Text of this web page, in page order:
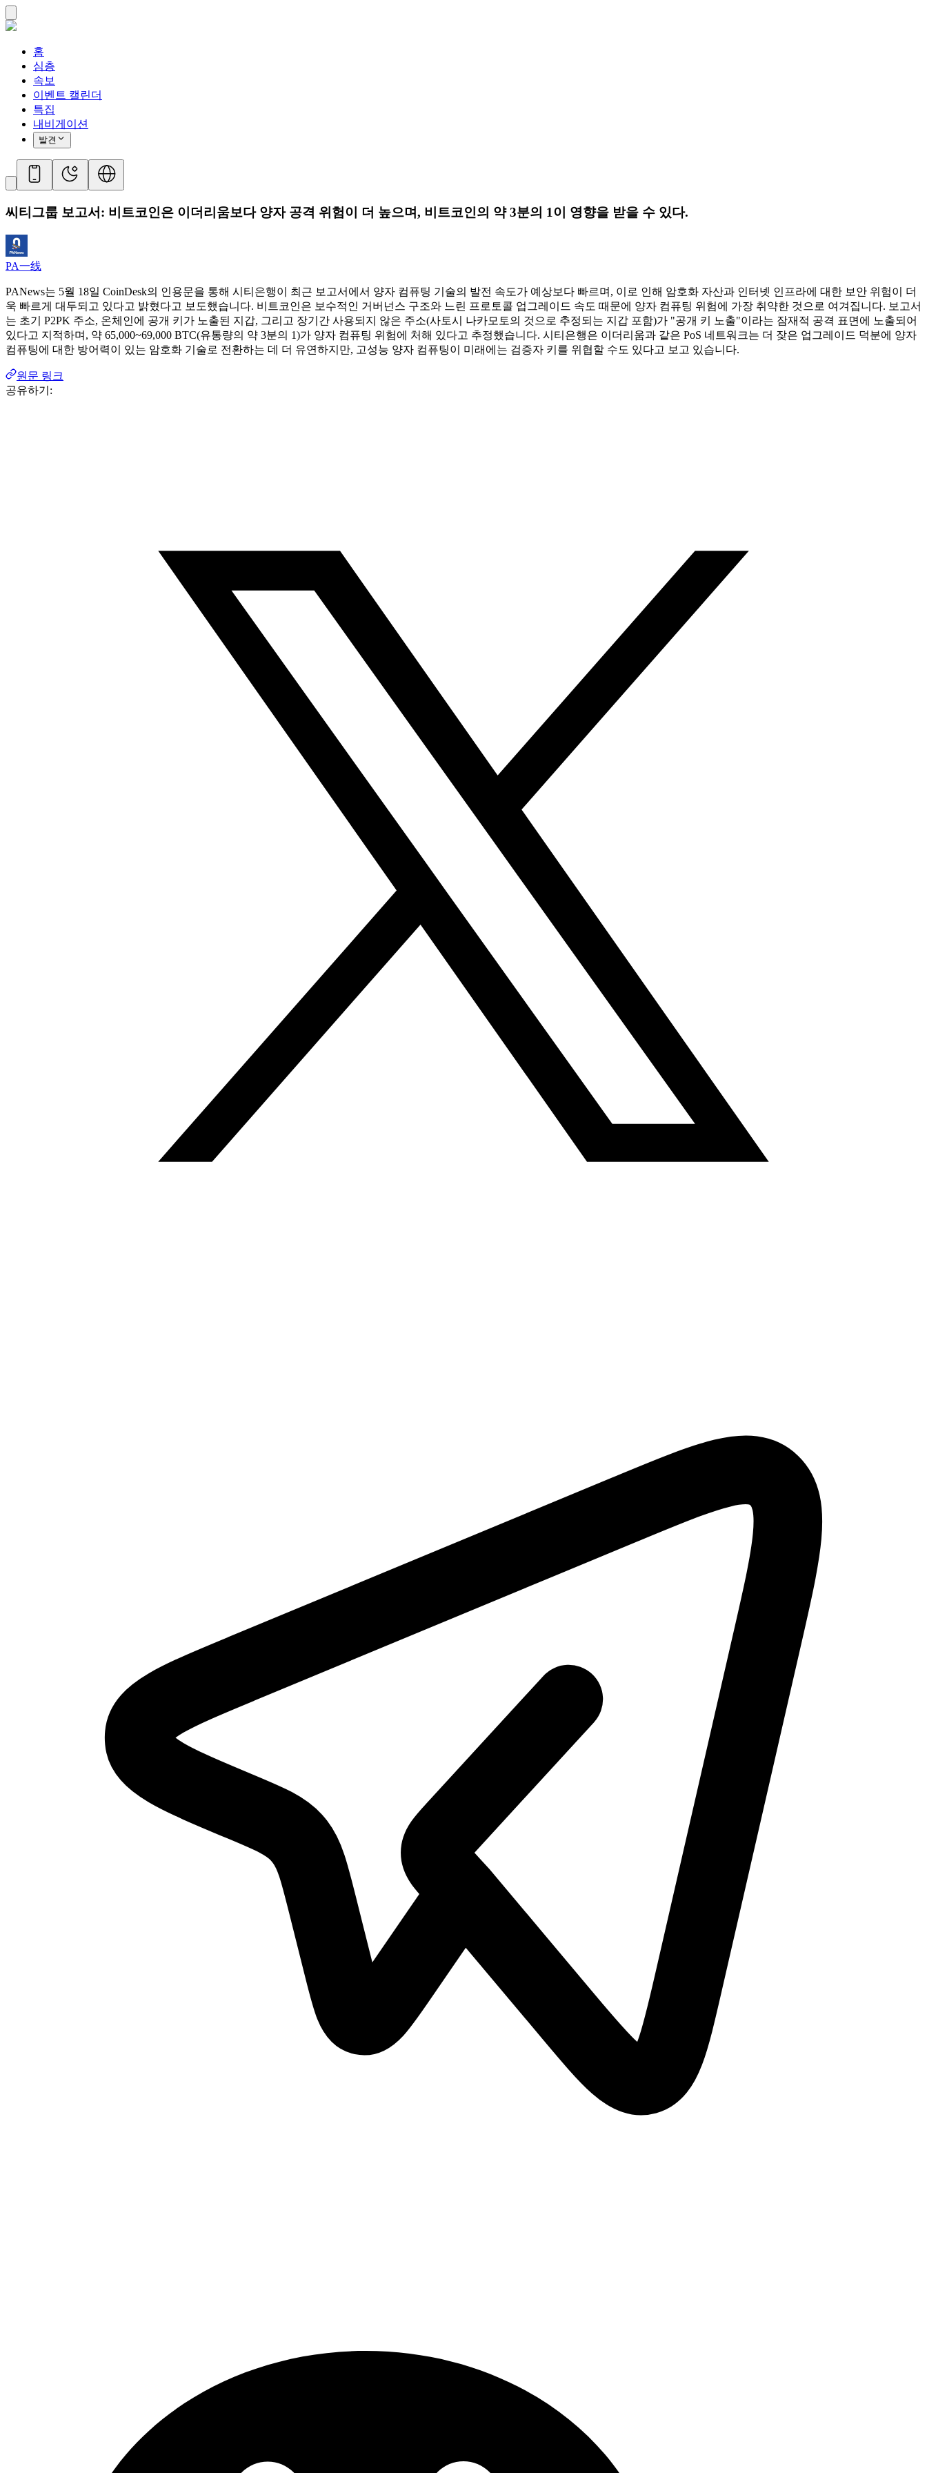
홈
심층
속보
이벤트 캘린더
특집
내비게이션
발견
씨티그룹 보고서: 비트코인은 이더리움보다 양자 공격 위험이 더 높으며, 비트코인의 약 3분의 1이 영향을 받을 수 있다.
PA一线
PANews는 5월 18일 CoinDesk의 인용문을 통해 시티은행이 최근 보고서에서 양자 컴퓨팅 기술의 발전 속도가 예상보다 빠르며, 이로 인해 암호화 자산과 인터넷 인프라에 대한 보안 위험이 더
욱 빠르게 대두되고 있다고 밝혔다고 보도했습니다. 비트코인은 보수적인 거버넌스 구조와 느린 프로토콜 업그레이드 속도 때문에 양자 컴퓨팅 위험에 가장 취약한 것으로 여겨집니다. 보고서
는 초기 P2PK 주소, 온체인에 공개 키가 노출된 지갑, 그리고 장기간 사용되지 않은 주소(사토시 나카모토의 것으로 추정되는 지갑 포함)가 "공개 키 노출"이라는 잠재적 공격 표면에 노출되어
있다고 지적하며, 약 65,000~69,000 BTC(유통량의 약 3분의 1)가 양자 컴퓨팅 위험에 처해 있다고 추정했습니다. 시티은행은 이더리움과 같은 PoS 네트워크는 더 잦은 업그레이드 덕분에 양자
컴퓨팅에 대한 방어력이 있는 암호화 기술로 전환하는 데 더 유연하지만, 고성능 양자 컴퓨팅이 미래에는 검증자 키를 위협할 수도 있다고 보고 있습니다.
원문 링크
공유하기: